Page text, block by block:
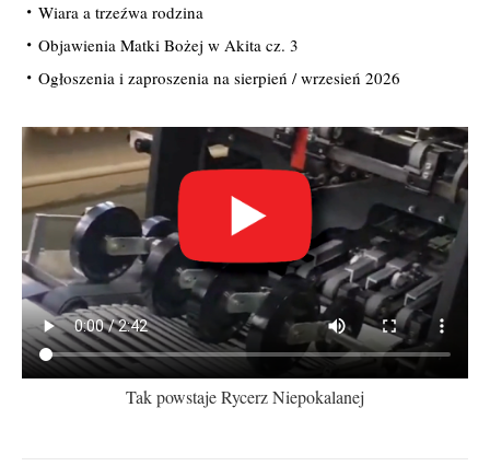
Wiara a trzeźwa rodzina
Objawienia Matki Bożej w Akita cz. 3
Ogłoszenia i zaproszenia na sierpień / wrzesień 2026
Tak powstaje Rycerz Niepokalanej